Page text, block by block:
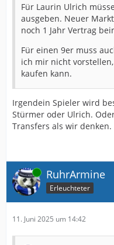
Für Laurin Ulrich
ausgeben. Neuer
noch 1 Jahr Vertrag
Für einen 9er muss
ich mir nicht
kaufen kann.
Irgendein Spieler wird
Stürmer oder Ulrich.
Transfers als wir denken.
Online RuhrArmine
Erleuchteter
11. Juni 2025 um 14:42